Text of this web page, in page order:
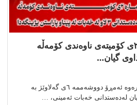
ڕاگەیاندنی ژمارە ٢ی کۆمیتەی ناوەندی کۆمەڵە
گیان...
بەداخ و پەژارەیەکی زۆرەوە ئەمڕۆ دووشەممە ٦ی گەلاوێژ بە
لەدەستدانی خەبات ئەمینی، …